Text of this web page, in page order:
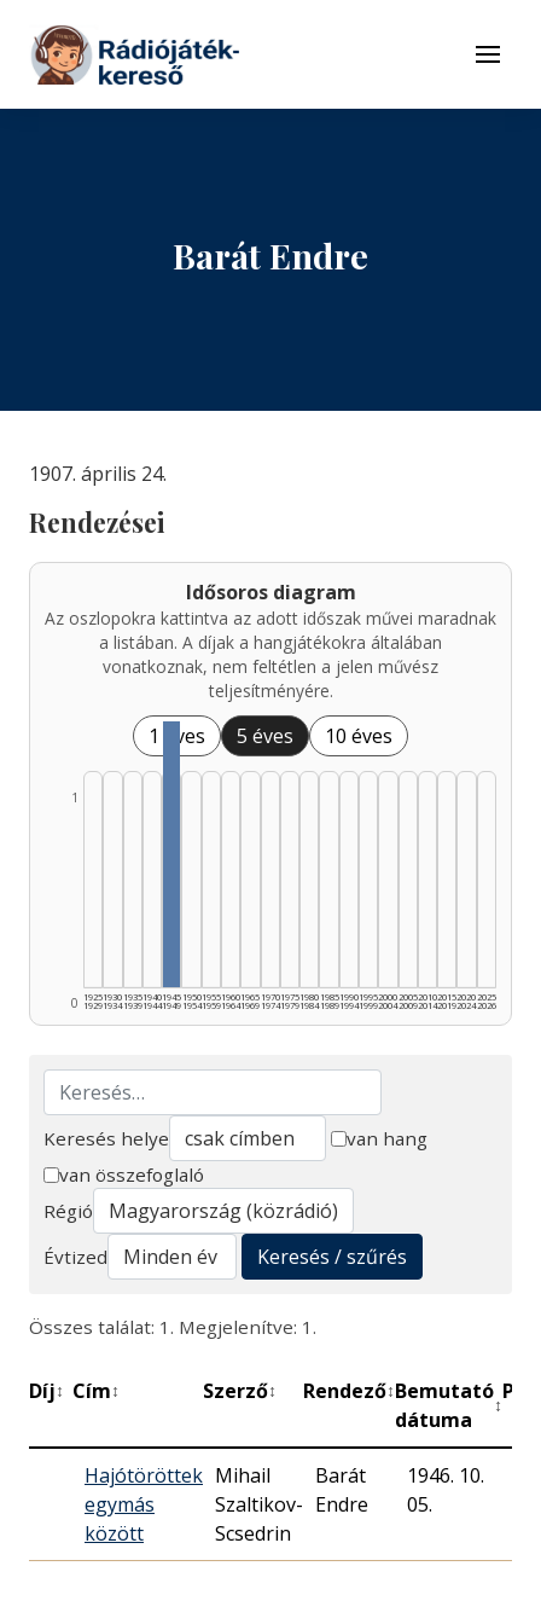
Tovább a tartalomhoz
Menü
Barát Endre
1907. április 24.
Rendezései
Idősoros diagram
Az oszlopokra kattintva az adott időszak művei maradnak
a listában. A díjak a hangjátékokra általában
vonatkoznak, nem feltétlen a jelen művész
teljesítményére.
1 éves 5 éves 10 éves
0
1
1925
1929
1930
1934
1935
1939
1940
1944
1945
1949
1950
1954
1955
1959
1960
1964
1965
1969
1970
1974
1975
1979
1980
1984
1985
1989
1990
1994
1995
1999
2000
2004
2005
2009
2010
2014
2015
2019
2020
2024
2025
2026
Keresés
Keresés helye
van hang
van összefoglaló
Régió
Évtized
Keresés / szűrés
Összes találat: 1. Megjelenítve: 1.
Díj↕ Cím↕ Szerző↕ Rendező↕Bemutató
dátuma
↕
Hajótöröttek
egymás
között
Mihail
Szaltikov-
Scsedrin
Barát
Endre
1946. 10.
05.